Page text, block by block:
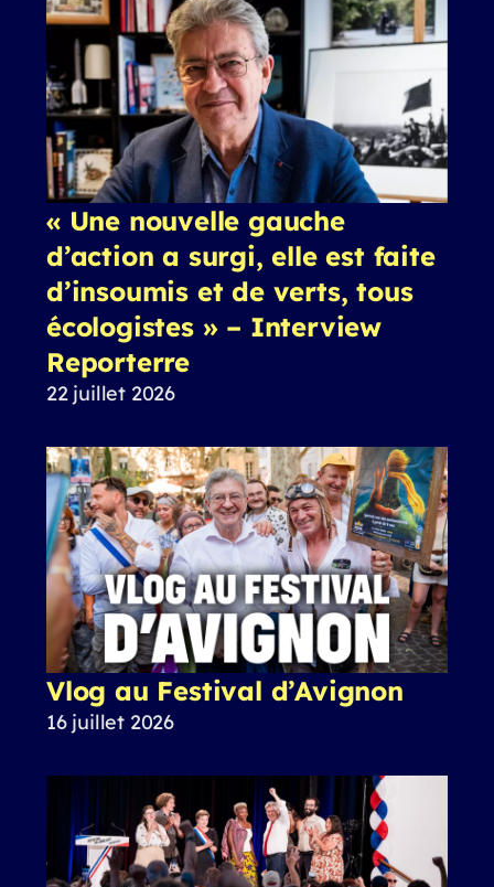
« Une nouvelle gauche
d’action a surgi, elle est faite
d’insoumis et de verts, tous
écologistes » – Interview
Reporterre
22 juillet 2026
Vlog au Festival d’Avignon
16 juillet 2026